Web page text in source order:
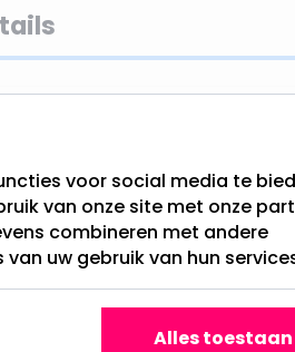
551436-
Lumineo
38
voor social media te
van onze site met onze
combineren met andere
uw gebruik van hun
Alles toestaan